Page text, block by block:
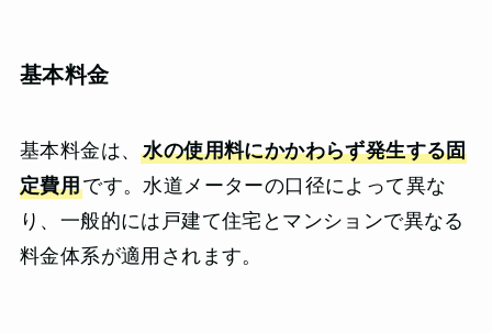
基本料金
基本料金は、水の使用料にかかわらず発生する固
定費用です。水道メーターの口径によって異な
り、一般的には戸建て住宅とマンションで異なる
料金体系が適用されます。